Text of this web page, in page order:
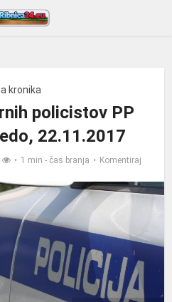
kronika
policistov PP
22.11.2017
1 min - čas branja Komentiraj